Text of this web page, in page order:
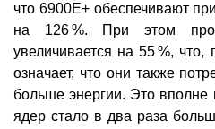
что 6900E+ обеспечивают
на 126 %. При этом
увеличивается на 55 %, что,
означает, что они также
больше энергии. Это вполне
ядер стало в два раза